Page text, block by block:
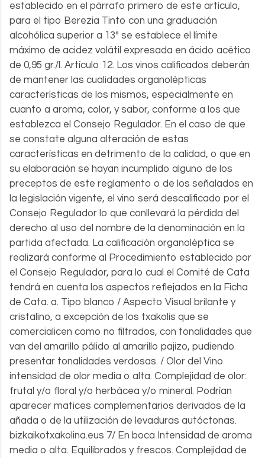
establecido en el párrafo primero de este artículo,
para el tipo Berezia Tinto con una graduación
alcohólica superior a 13º se establece el límite
máximo de acidez volátil expresada en ácido acético
de 0,95 gr./l. Artículo 12. Los vinos calificados deberán
de mantener las cualidades organolépticas
características de los mismos, especialmente en
cuanto a aroma, color, y sabor, conforme a los que
establezca el Consejo Regulador. En el caso de que
se constate alguna alteración de estas
características en detrimento de la calidad, o que en
su elaboración se hayan incumplido alguno de los
preceptos de este reglamento o de los señalados en
la legislación vigente, el vino será descalificado por el
Consejo Regulador lo que conllevará la pérdida del
derecho al uso del nombre de la denominación en la
partida afectada. La calificación organoléptica se
realizará conforme al Procedimiento establecido por
el Consejo Regulador, para lo cual el Comité de Cata
tendrá en cuenta los aspectos reflejados en la Ficha
de Cata. a. Tipo blanco / Aspecto Visual brilante y
cristalino, a excepción de los txakolis que se
comercialicen como no filtrados, con tonalidades que
van del amarillo pálido al amarillo pajizo, pudiendo
presentar tonalidades verdosas. / Olor del Vino
intensidad de olor media o alta. Complejidad de olor:
frutal y/o floral y/o herbácea y/o mineral. Podrían
aparecer matices complementarios derivados de la
añada o de la utilización de levaduras autóctonas.
bizkaikotxakolina.eus 7/ En boca Intensidad de aroma
media o alta. Equilibrados y frescos. Complejidad de